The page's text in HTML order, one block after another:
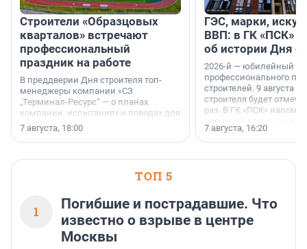
Строители «Образцовых
кварталов» встречают
профессиональный
праздник на работе
В преддверии Дня строителя топ-
менеджеры компании «СЗ
„Терминал-Ресурс“ — о планах
компании, испытаниях и поводах для
осторожного оптимизма.
7 августа, 18:00
ГЭС, марки,
ВВП: в ГК «ПСК»
об истории Дня
2026-й — юбилейный
профессионального
строителей. 9 августа
строителя будет
раз. В ГК «ПСК»
поменялась роль
7 августа, 16:20
ТОП 5
1
Погибшие и пострадавшие. Что
известно о взрыве в центре
Москвы